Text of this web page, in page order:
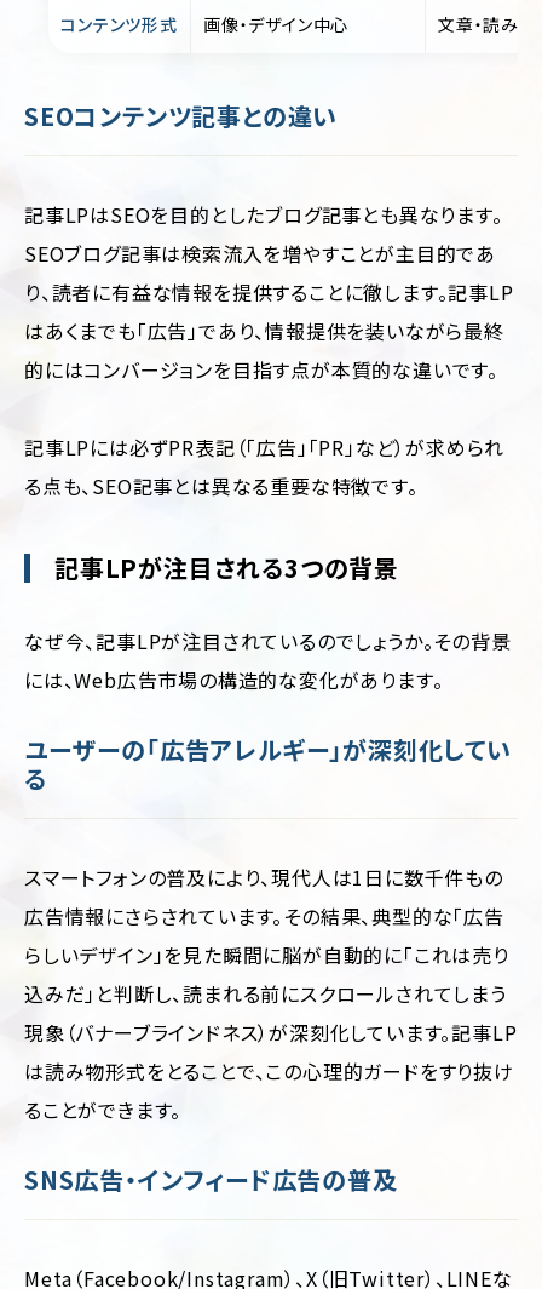
コンテンツ形式 画像・デザイン中心 文章・読み
SEOコンテンツ記事との違い
記事LPはSEOを目的としたブログ記事とも異なります。
SEOブログ記事は検索流入を増やすことが主目的であ
り、読者に有益な情報を提供することに徹します。記事LP
はあくまでも「広告」であり、情報提供を装いながら最終
的にはコンバージョンを目指す点が本質的な違いです。
記事LPには必ずPR表記（「広告」「PR」など）が求められ
る点も、SEO記事とは異なる重要な特徴です。
記事LPが注目される3つの背景
なぜ今、記事LPが注目されているのでしょうか。その背景
には、Web広告市場の構造的な変化があります。
ユーザーの「広告アレルギー」が深刻化してい
る
スマートフォンの普及により、現代人は1日に数千件もの
広告情報にさらされています。その結果、典型的な「広告
らしいデザイン」を見た瞬間に脳が自動的に「これは売り
込みだ」と判断し、読まれる前にスクロールされてしまう
現象（バナーブラインドネス）が深刻化しています。記事LP
は読み物形式をとることで、この心理的ガードをすり抜け
ることができます。
SNS広告・インフィード広告の普及
Meta（Facebook/Instagram）、X（旧Twitter）、LINEな